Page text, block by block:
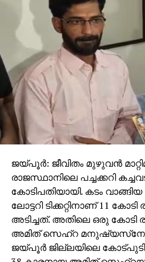
ആ ഉദ്യോഗസ്ഥന്റെ മറുപടി
വിശ്വാസിയാണ്. എന്റെ
കൈ പിടിക്കുന്നത്
ബ്രിട്ടീഷ് വനിതാ
ഇങ്ങനെ പ്രതികരിച്ചു.
ഇദ്ദേഹത്തെ
നിങ്ങളുടെ ഭരണത്തില്‍
ഇസ്‌ലാം പേടി എന്നൊരു
നിലനില്‍ക്കുന്നു. ഐ.എസും
കരിവാരിത്തേക്കുകയാണ്.
ഒളിപ്പോരാക്രമണങ്ങളെയും
ജീവനും സ്വത്തും
ഭയപ്പെട്ടിരുന്നത്. മറിച്ച്
ശക്തിയെയായിരുന്നു.
സംസ്‌കാരവും ജനങ്ങളെ
ജയ്പൂര്‍: ജീവിതം മുഴുവന്‍
രാജസ്ഥാനിലെ പച്ചക്കറി
കോടിപതിയായി. കടം
ലോട്ടറി ടിക്കറ്റിനാണ് 11
അടിച്ചത്. അതിലെ ഒരു
അമിത് സെഹ്‌റ
ജയ്പൂര്‍ ജില്ലയിലെ കോട്പുടി